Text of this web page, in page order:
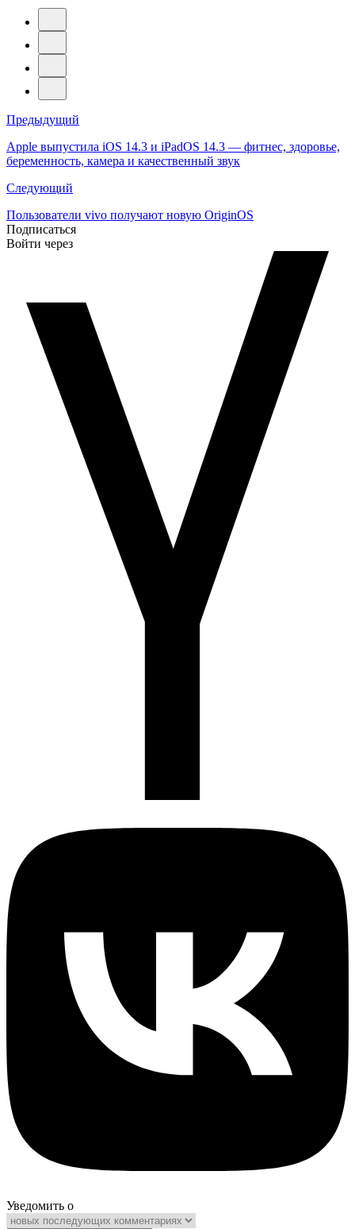
Навигация
по
записям
Предыдущий
Apple выпустила iOS 14.3 и iPadOS 14.3 — фитнес, здоровье,
беременность, камера и качественный звук
Следующий
Пользователи vivo получают новую OriginOS
Подписаться
Войти через
Уведомить о